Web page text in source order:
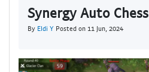
Synergy Auto Chess
By Eldi Y Posted on 11 Jun, 2024